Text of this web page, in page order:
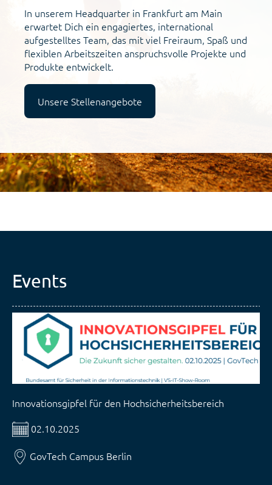
In unserem Headquarter in Frankfurt am Main
erwartet Dich ein engagiertes, international
aufgestelltes Team, das mit viel Freiraum, Spaß und
flexiblen Arbeitszeiten anspruchsvolle Projekte und
Produkte entwickelt.
Unsere Stellenangebote
Events
Innovationsgipfel für den Hochsicherheitsbereich
02.10.2025
GovTech Campus Berlin